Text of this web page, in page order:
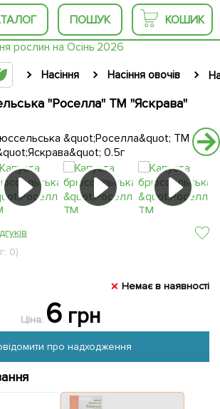
ПОШУК КОШИК
Насіння Насіння овочів
"Роселла" ТМ "Яскрава"
0)
Немає в наявності
Ціна: 6 грн
про надходження